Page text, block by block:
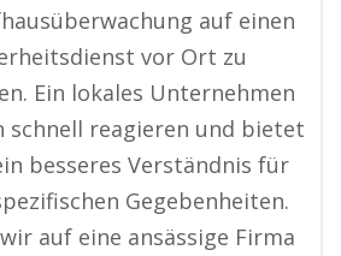
auf einen
vor Ort zu
Ein lokales Unternehmen
schnell reagieren und bietet
besseres Verständnis für
Gegebenheiten.
auf eine ansässige Firma